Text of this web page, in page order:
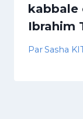
kabbale
Ibrahim
ParSasha